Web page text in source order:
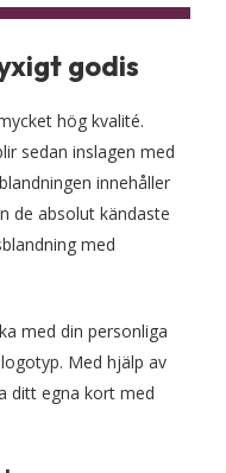
godis
hög kvalité.
sedan inslagen med
innehåller
de absolut kändaste
med
med din personliga
Med hjälp av
ditt egna kort med